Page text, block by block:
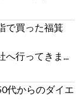
で買った福箕
行ってきま...
代からのダイエ